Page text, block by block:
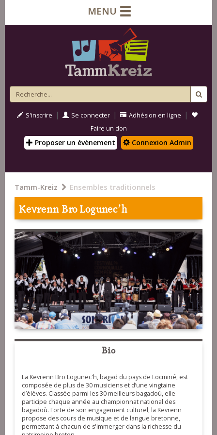
MENU
S'inscrire | Se connecter | Adhésion en ligne |
Faire un don
Proposer un évènement Connexion Admin
Tamm-Kreiz Ensembles traditionnels
Kevrenn Bro Logunec'h
Bio
La Kevrenn Bro Logunec'h, bagad du pays de Locminé, est
composée de plus de 30 musiciens et d’une vingtaine
d’élèves. Classée parmi les 30 meilleurs bagadoù, elle
participe chaque année au championnat national des
bagadoù. Forte de son engagement culturel, la Kevrenn
propose des cours de musique et de langue bretonne,
permettant à chacun de s'immerger dans la richesse du